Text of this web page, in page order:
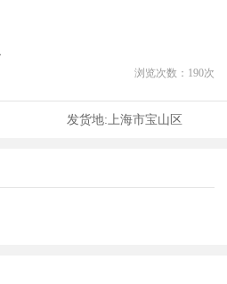
浏览次数： 190次
发货地: 上海市宝山区